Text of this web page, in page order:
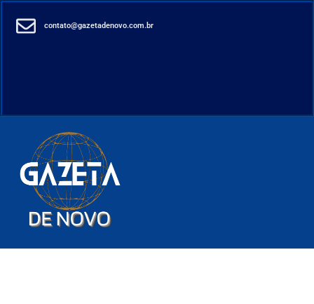
contato@gazetadenovo.com.br